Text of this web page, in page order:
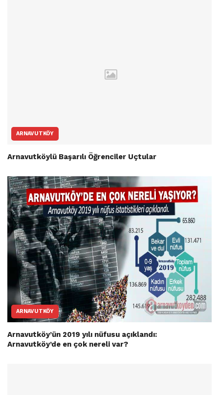
ARNAVUTKÖY
Arnavutköylü Başarılı Öğrenciler Uçtular
ARNAVUTKÖY
Arnavutköy’ün 2019 yılı nüfusu açıklandı:
Arnavutköy’de en çok nereli var?